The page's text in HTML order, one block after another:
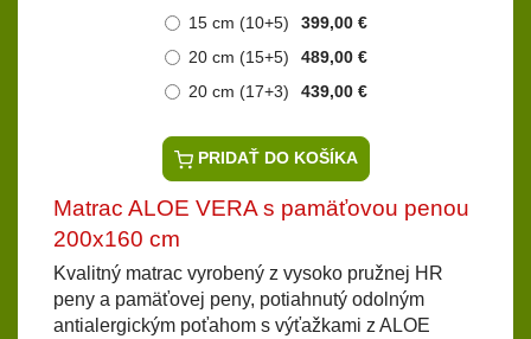
15 cm (10+5)
399,00 €
20 cm (15+5)
489,00 €
20 cm (17+3)
439,00 €
PRIDAŤ DO KOŠÍKA
Matrac ALOE VERA s pamäťovou penou
200x160 cm
Kvalitný matrac vyrobený z vysoko pružnej HR
peny a pamäťovej peny, potiahnutý odolným
antialergickým poťahom s výťažkami z ALOE